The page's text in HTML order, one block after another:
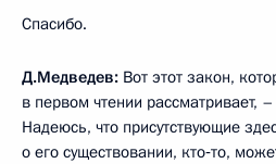
Спасибо.
Д.Медведев: Вот этот закон,
в первом чтении рассматривает,
Надеюсь, что присутствующие
о его существовании, кто‑то,